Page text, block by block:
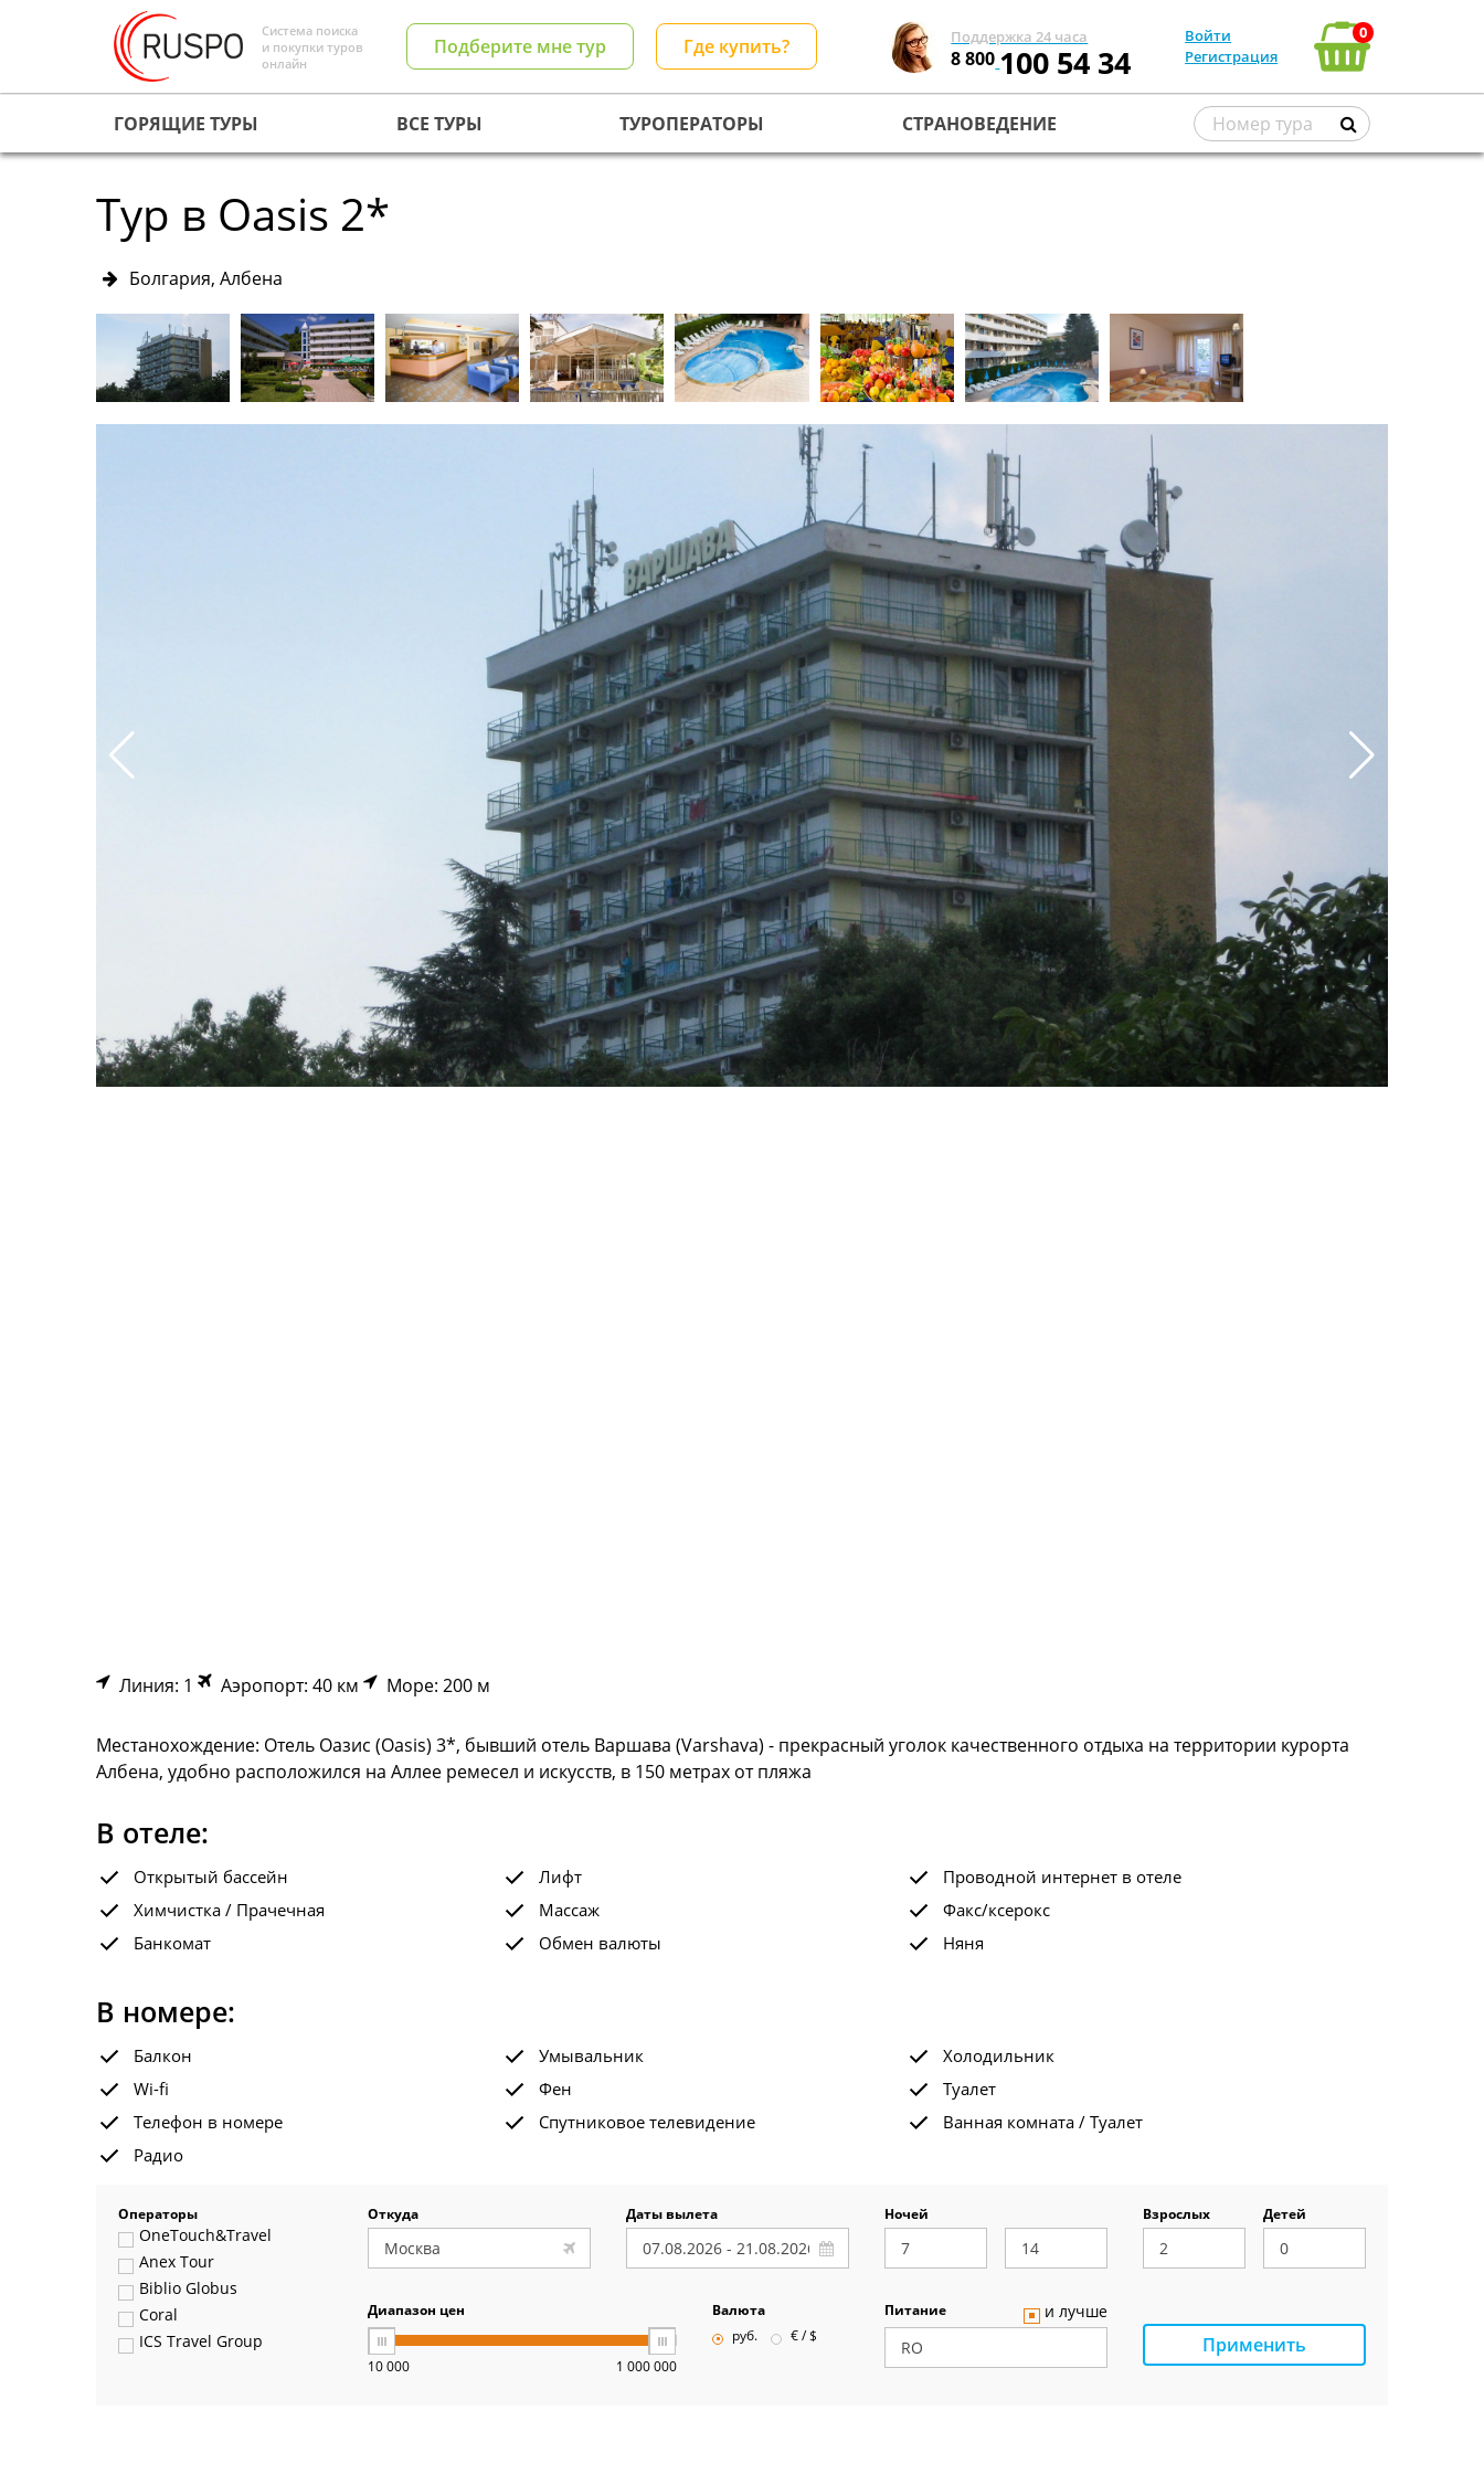
Система поиска
и покупки туров
онлайн
Подберите мне тур Где купить? Поддержка 24 часа
8 800100 54 34
Войти
Регистрация
0
ГОРЯЩИЕ ТУРЫ ВСЕ ТУРЫ ТУРОПЕРАТОРЫ СТРАНОВЕДЕНИЕ
Тур в Oasis 2*
Болгария, Албена
Линия: 1 Аэропорт: 40 км Море: 200 м
Местанохождение: Отель Оазис (Oasis) 3*, бывший отель Варшава (Varshava) - прекрасный уголок качественного отдыха на территории курорта
Албена, удобно расположился на Аллее ремесел и искусств, в 150 метрах от пляжа
В отеле:
Открытый бассейн Лифт
Проводной интернет в отеле
Химчистка / Прачечная
Массаж
Факс/ксерокс
Банкомат
Обмен валюты Няня
В номере:
Балкон Умывальник
Холодильник
Wi-fi
Фен
Туалет
Телефон в номере
Спутниковое телевидение
Ванная комната / Туалет
Радио
Операторы
OneTouch&Travel
Anex Tour
Biblio Globus
Coral
ICS Travel Group
Откуда Даты вылета Ночей Взрослых Детей
Диапазон цен
10 000 1 000 000
Валюта
руб.
€ / $
Питание и лучше
Применить